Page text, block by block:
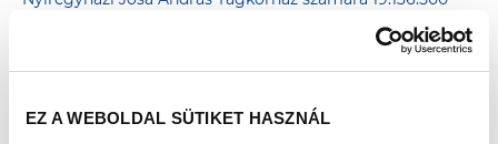
EZ A WEBOLDAL SÜTIKET HASZNÁL